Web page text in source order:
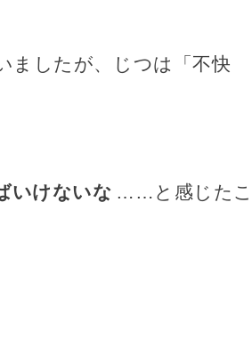
ましたが、じつは「不快
いけないな ……と感じたこ